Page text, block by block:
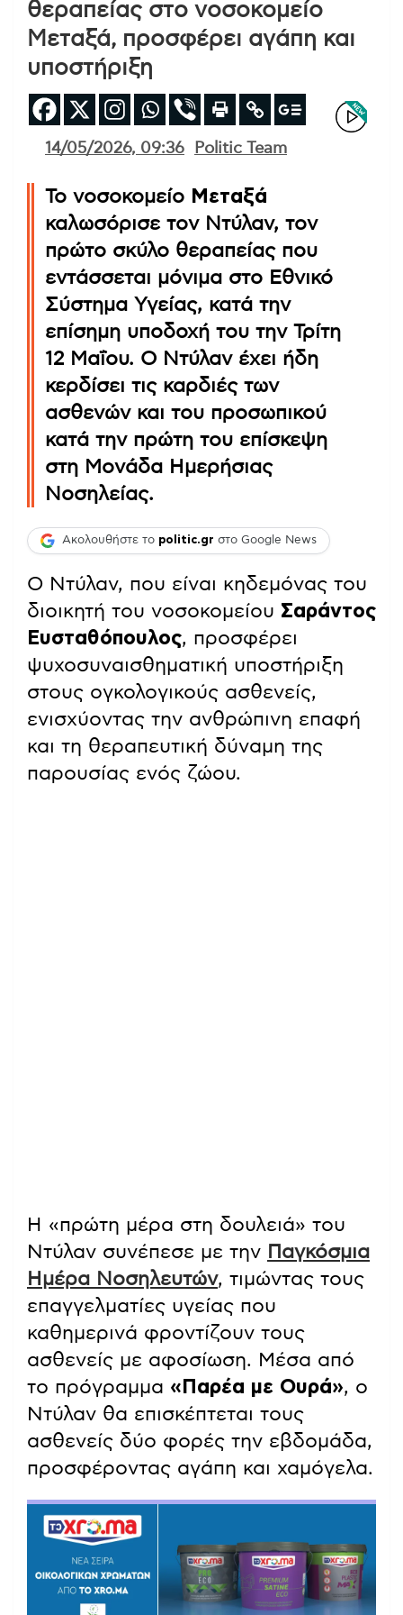
θεραπείας στο νοσοκομείο
Μεταξά, προσφέρει αγάπη και
υποστήριξη
14/05/2026, 09:36 Politic Team
Το νοσοκομείο Μεταξά
καλωσόρισε τον Ντύλαν, τον
πρώτο σκύλο θεραπείας που
εντάσσεται μόνιμα στο Εθνικό
Σύστημα Υγείας, κατά την
επίσημη υποδοχή του την Τρίτη
12 Μαΐου. Ο Ντύλαν έχει ήδη
κερδίσει τις καρδιές των
ασθενών και του προσωπικού
κατά την πρώτη του επίσκεψη
στη Μονάδα Ημερήσιας
Νοσηλείας.
Ακολουθήστε το politic.gr στο Google News
Ο Ντύλαν, που είναι κηδεμόνας του
διοικητή του νοσοκομείου Σαράντος
Ευσταθόπουλος, προσφέρει
ψυχοσυναισθηματική υποστήριξη
στους ογκολογικούς ασθενείς,
ενισχύοντας την ανθρώπινη επαφή
και τη θεραπευτική δύναμη της
παρουσίας ενός ζώου.
Η «πρώτη μέρα στη δουλειά» του
Ντύλαν συνέπεσε με την Παγκόσμια
Ημέρα Νοσηλευτών, τιμώντας τους
επαγγελματίες υγείας που
καθημερινά φροντίζουν τους
ασθενείς με αφοσίωση. Μέσα από
το πρόγραμμα «Παρέα με Ουρά», ο
Ντύλαν θα επισκέπτεται τους
ασθενείς δύο φορές την εβδομάδα,
προσφέροντας αγάπη και χαμόγελα.